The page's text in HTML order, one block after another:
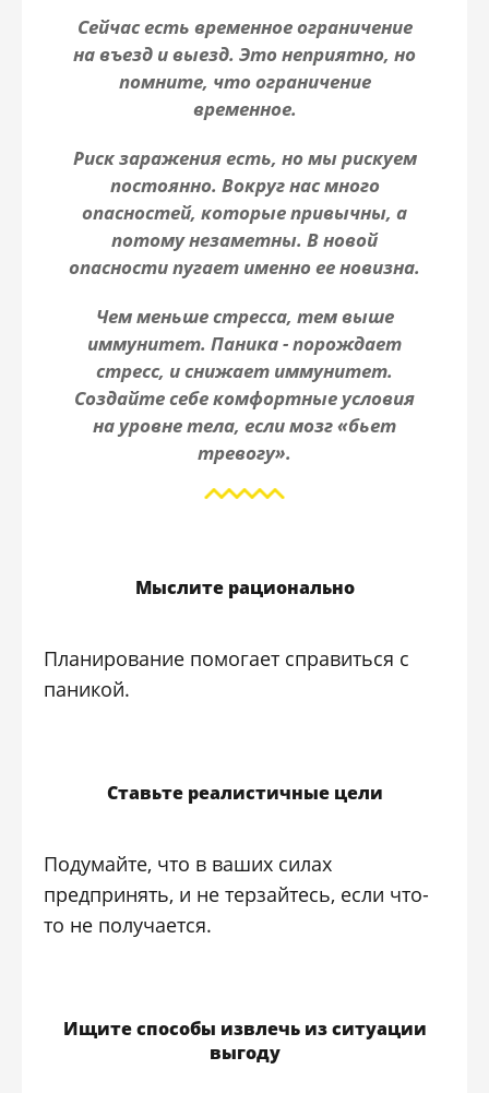
Сейчас есть временное ограничение
на въезд и выезд. Это неприятно, но
помните, что ограничение
временное.
Риск заражения есть, но мы рискуем
постоянно. Вокруг нас много
опасностей, которые привычны, а
потому незаметны. В новой
опасности пугает именно ее новизна.
Чем меньше стресса, тем выше
иммунитет. Паника - порождает
стресс, и снижает иммунитет.
Создайте себе комфортные условия
на уровне тела, если мозг «бьет
тревогу».
Мыслите рационально
Планирование помогает справиться с
паникой.
Ставьте реалистичные цели
Подумайте, что в ваших силах
предпринять, и не терзайтесь, если что-
то не получается.
Ищите способы извлечь из ситуации
выгоду